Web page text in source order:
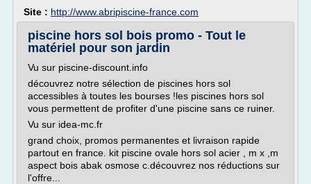
Site : http://www.abripiscine-france.com
piscine hors sol bois promo - Tout le
matériel pour son jardin
Vu sur piscine-discount.info
découvrez notre sélection de piscines hors sol
accessibles à toutes les bourses !les piscines hors sol
vous permettent de profiter d'une piscine sans ce ruiner.
Vu sur idea-mc.fr
grand choix, promos permanentes et livraison rapide
partout en france. kit piscine ovale hors sol acier , m x ,m
aspect bois abak osmose c.découvrez nos réductions sur
l'offre...